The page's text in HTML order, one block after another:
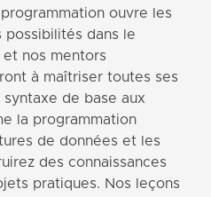
ouvre les
possibilités dans le
nos mentors
à maîtriser toutes ses
de base aux
la programmation
de données et les
des connaissances
pratiques. Nos leçons